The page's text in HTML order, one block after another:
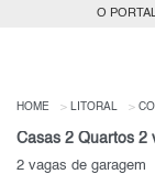
O
HOME LITORAL
2 vagas de garagem